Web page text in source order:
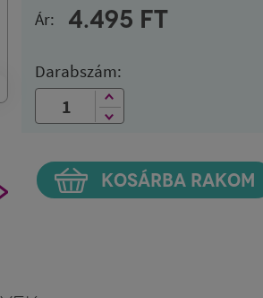
Ár: 4.495 FT
Darabszám:
KOSÁRBA RAKOM